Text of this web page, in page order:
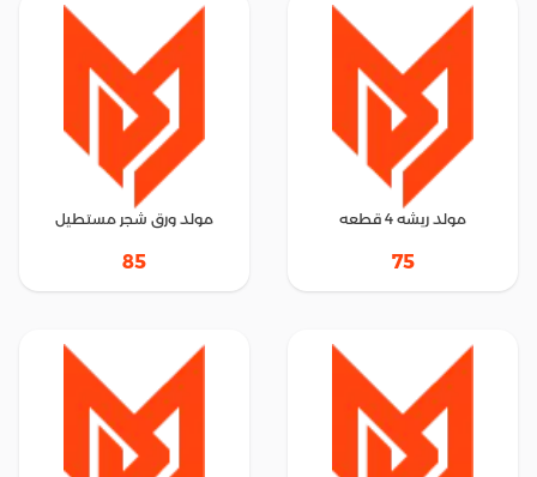
مولد ريشه 4 قطعه
75
مولد ورق شجر مستطيل
85